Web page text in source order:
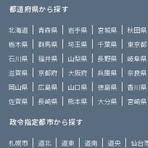
都道府県から探す
北海道 青森県 岩手県 宮城県 秋田県
栃木県
群馬県 埼玉県 千葉県 東京都
石川県
福井県 山梨県 長野県 岐阜県
滋賀県
京都府 大阪府 兵庫県 奈良県
岡山県
広島県 山口県 徳島県 香川県
佐賀県
長崎県 熊本県 大分県 宮崎県
政令指定都市から探す
札幌市 道北 道東 道南 道央 仙台